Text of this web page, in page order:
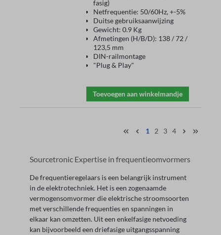
fasig)
Netfrequentie: 50/60Hz, +-5%
Duitse gebruiksaanwijzing
Gewicht: 0.9 Kg
Afmetingen (H/B/D): 138 / 72 /
123,5 mm
DIN-railmontage
"Plug & Play"
Toevoegen aan winkelmandje
1 2 3 4
Sourcetronic Expertise in frequentieomvormers
De frequentieregelaars is een belangrijk instrument
in de elektrotechniek. Het is een zogenaamde
vermogensomvormer die elektrische stroomsoorten
met verschillende frequenties en spanningen in
elkaar kan omzetten. Uit een enkelfasige netvoeding
kan bijvoorbeeld een driefasige uitgangsspanning